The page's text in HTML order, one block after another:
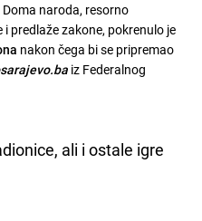
naroda, resorno
predlaže zakone, pokrenulo je
nakon čega bi se pripremao
iz Federalnog
ali i ostale igre